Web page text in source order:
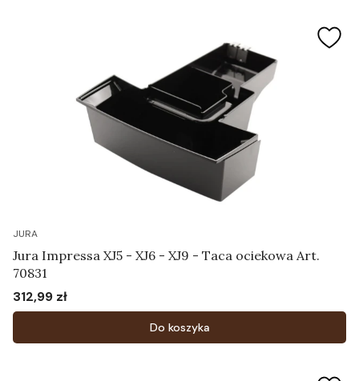
JURA
Jura Impressa XJ5 - XJ6 - XJ9 - Taca ociekowa Art.
70831
Cena
312,99 zł
Do koszyka